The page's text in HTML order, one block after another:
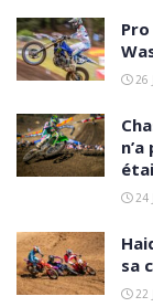
26
24
sa
22